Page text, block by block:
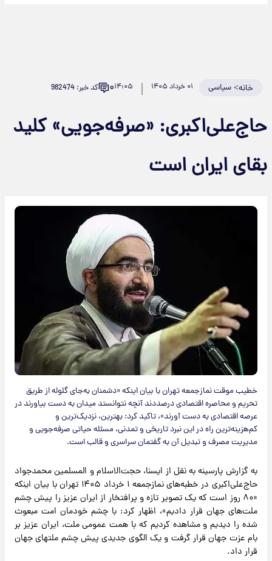
خانه>سیاسی ۰۱ خرداد ۱۴۰۵ ۱۴:۰۵۰ کد خبر: 982474
حاج‌علی‌اکبری: «صرفه‌جویی» کلید
بقای ایران است
خطیب موقت نمازجمعه تهران با بیان اینکه «دشمنان به‌جای گلوله‌ از طریق
تحریم‌ و محاصره اقتصادی درصددند آنچه نتوانستد میدان به دست بیاورند در
عرصه اقتصادی به دست آورند»، تاکید کرد: بهترین، نزدیک‌ترین و
کم‌هزینه‌ترین راه در این نبرد تاریخی و تمدنی، مسئله حیاتی صرفه‌جویی و
مدیریت مصرف و تبدیل آن به گفتمان سراسری و قالب است.
به گزارش پارسینه به نقل از ایسنا، حجت‌الاسلام و المسلمین محمدجواد
حاج‌علی‌اکبری در خطبه‌های نمازجمعه ۱ خرداد ۱۴۰۵ تهران با بیان اینکه
«۸۰ روز است که یک تصویر تازه و پرافتخار از ایران عزیز را پیش چشم
ملت‌های جهان قرار دادیم»، اظهار کرد: با چشم خودمان امت مبعوث
شده را دیدیم و مشاهده کردیم که با همت عمومی ملت، ایران عزیز بر
بام عزت جهان قرار گرفت و یک الگوی جدیدی پیش چشم ملتهای جهان
قرار داد.